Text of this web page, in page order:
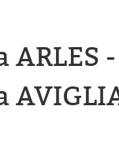
ARLES